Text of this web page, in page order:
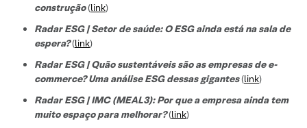
construção(link)
Radar ESG | Setor de saúde: O ESG ainda está na sala de
espera?(link)
Radar ESG | Quão sustentáveis são as empresas de e-
commerce? Uma análise ESG dessas gigantes(link)
Radar ESG | IMC (MEAL3): Por que a empresa ainda tem
muito espaço para melhorar?(link)